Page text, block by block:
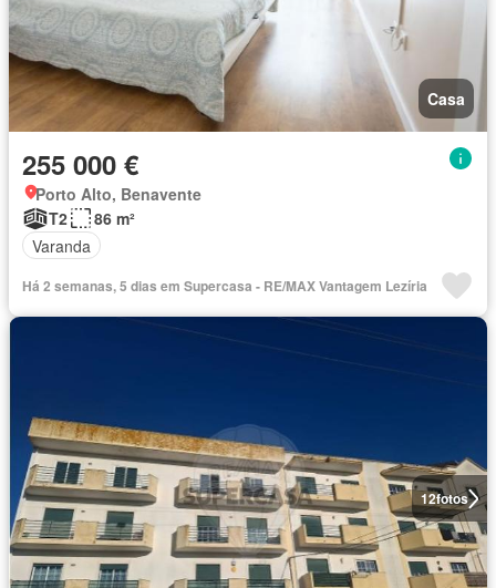
Casa
255 000 €
Porto Alto, Benavente
T2
86 m²
Varanda
Há 2 semanas, 5 dias em Supercasa - RE/MAX Vantagem Lezíria
12fotos